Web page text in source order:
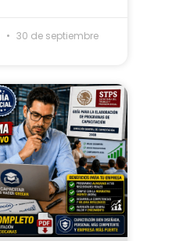
30 de septiembre